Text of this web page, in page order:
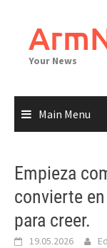
content
Your News
Main Menu
Empieza
convierte
para creer.
19.05.2026